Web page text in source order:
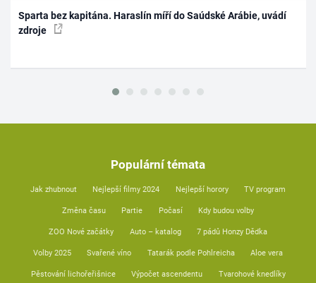
Sparta bez kapitána. Haraslín míří do Saúdské Arábie, uvádí
zdroje
Populární témata
Jak zhubnout Nejlepší filmy 2024 Nejlepší horory TV program
Změna času Partie Počasí Kdy budou volby
ZOO Nové začátky Auto – katalog 7 pádů Honzy Dědka
Volby 2025 Svařené víno Tatarák podle Pohlreicha Aloe vera
Pěstování lichořeřišnice Výpočet ascendentu Tvarohové knedlíky